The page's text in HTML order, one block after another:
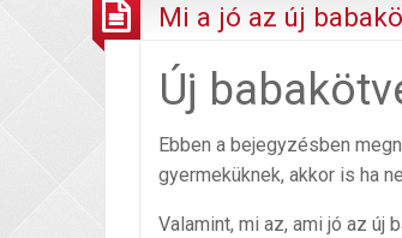
Mi a jó az új
Új
Ebben a bejegyzésben
gyermeküknek, akkor is ha
Valamint, mi az, ami jó az új